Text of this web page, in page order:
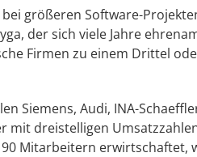
größeren Software-
der sich viele Jahre
Firmen zu einem Drittel
Siemens, Audi, INA-
mit dreistelligen
Mitarbeitern erwirtschaftet,